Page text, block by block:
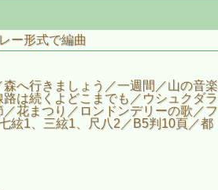
ー形式で編曲
へ行きましょう／一週間／山の音楽
は続くよどこまでも／ウシュクダラ
／花まつり／ロンドンデリーの歌／フ
絃1、三絃1、尺八2／B5判10頁／都